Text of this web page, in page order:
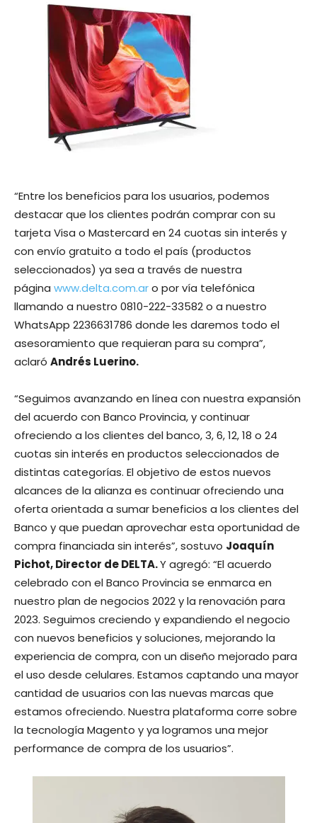
“Entre los beneficios para los usuarios, podemos
destacar que los clientes podrán comprar con su
tarjeta Visa o Mastercard en 24 cuotas sin interés y
con envío gratuito a todo el país (productos
seleccionados) ya sea a través de nuestra
página www.delta.com.aro por vía telefónica
llamando a nuestro 0810-222-33582 o a nuestro
WhatsApp 2236631786 donde les daremos todo el
asesoramiento que requieran para su compra”,
aclaró Andrés Luerino.
“Seguimos avanzando en línea con nuestra expansión
del acuerdo con Banco Provincia, y continuar
ofreciendo a los clientes del banco, 3, 6, 12, 18 o 24
cuotas sin interés en productos seleccionados de
distintas categorías. El objetivo de estos nuevos
alcances de la alianza es continuar ofreciendo una
oferta orientada a sumar beneficios a los clientes del
Banco y que puedan aprovechar esta oportunidad de
compra financiada sin interés”, sostuvo Joaquín
Pichot, Director de DELTA.Y agregó: “El acuerdo
celebrado con el Banco Provincia se enmarca en
nuestro plan de negocios 2022 y la renovación para
2023. Seguimos creciendo y expandiendo el negocio
con nuevos beneficios y soluciones, mejorando la
experiencia de compra, con un diseño mejorado para
el uso desde celulares. Estamos captando una mayor
cantidad de usuarios con las nuevas marcas que
estamos ofreciendo. Nuestra plataforma corre sobre
la tecnología Magento y ya logramos una mejor
performance de compra de los usuarios”.